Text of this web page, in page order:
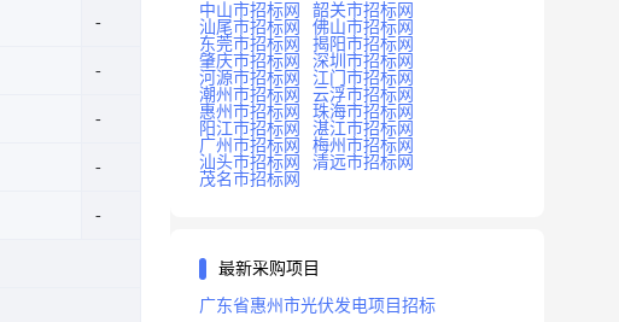
中山市招标网
韶关市招标网
汕尾市招标网
佛山市招标网
东莞市招标网
揭阳市招标网
肇庆市招标网
深圳市招标网
河源市招标网
江门市招标网
潮州市招标网
云浮市招标网
惠州市招标网
珠海市招标网
阳江市招标网
湛江市招标网
广州市招标网
梅州市招标网
汕头市招标网
清远市招标网
茂名市招标网
最新采购项目
广东省惠州市光伏发电项目招标